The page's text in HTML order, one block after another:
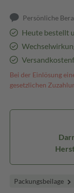
Persönliche
Heute bestellt
Bei der Einlösung
gesetzlichen
Packungsbeilage